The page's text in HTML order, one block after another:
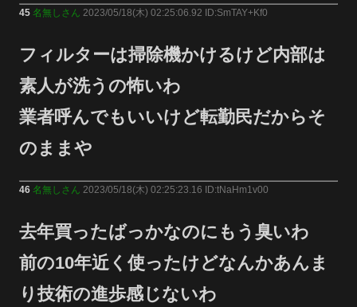
45 名無しさん 2023/05/18(木) 02:25:06.92 ID:SmTAY+Kf0
フィルターは掃除機かけるけど内部は
素人が洗うの怖いわ
業者呼んでもいいけど転勤民だからそ
のままや
46 名無しさん 2023/05/18(木) 02:25:23.16 ID:tNaHm1v00
去年買ったばっかなのにもう臭いわ
前の10年近く使ったけどなんかあんま
り技術の進歩感じないわ